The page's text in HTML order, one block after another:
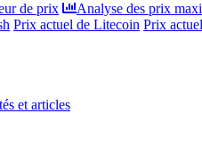
de prix Analyse des prix
Prix actuel de Litecoin Prix
et articles